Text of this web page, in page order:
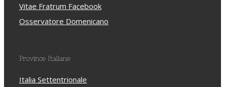
Vitae Fratrum Facebook
Osservatore Domenicano
Province Italiane
Italia Settentrionale